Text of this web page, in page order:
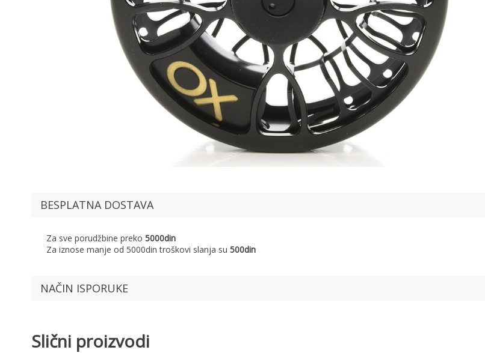
BESPLATNA DOSTAVA
Za sve porudžbine preko 5000din
Za iznose manje od 5000din troškovi slanja su 500din
NAČIN ISPORUKE
Slični proizvodi